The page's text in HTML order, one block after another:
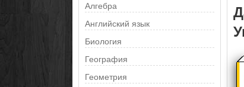
Алгебра
Английский язык
Биология
География
Геометрия